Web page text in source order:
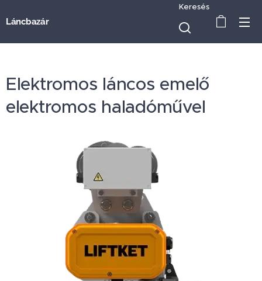
Láncbazár
Keresés
Elektromos láncos emelő
elektromos haladóművel